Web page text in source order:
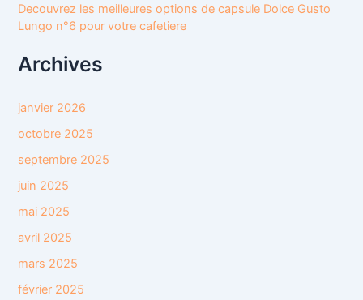
Decouvrez les meilleures options de capsule Dolce Gusto
Lungo n°6 pour votre cafetiere
Archives
janvier 2026
octobre 2025
septembre 2025
juin 2025
mai 2025
avril 2025
mars 2025
février 2025